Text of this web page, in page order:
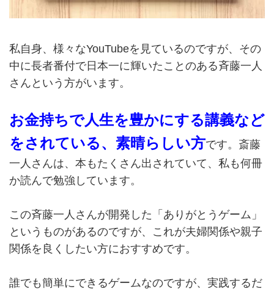
私自身、様々なYouTubeを見ているのですが、その
中に長者番付で日本一に輝いたことのある斉藤一人
さんという方がいます。
お金持ちで人生を豊かにする講義など
をされている、素晴らしい方です。斎藤
一人さんは、本もたくさん出されていて、私も何冊
か読んで勉強しています。
この斉藤一人さんが開発した「ありがとうゲーム」
というものがあるのですが、これが夫婦関係や親子
関係を良くしたい方におすすめです。
誰でも簡単にできるゲームなのですが、実践するだ